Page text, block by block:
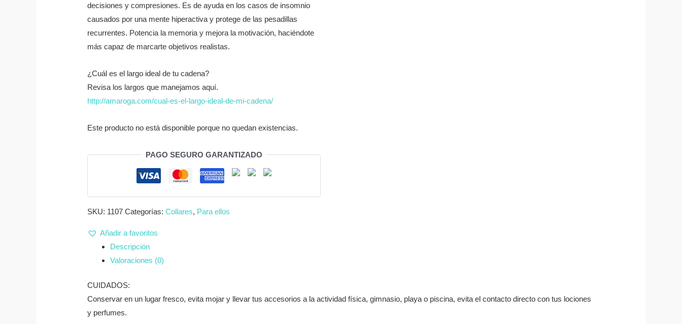
decisiones y compresiones. Es de ayuda en los casos de insomnio
causados por una mente hiperactiva y protege de las pesadillas
recurrentes. Potencia la memoria y mejora la motivación, haciéndote
más capaz de marcarte objetivos realistas.
¿Cuál es el largo ideal de tu cadena?
Revisa los largos que manejamos aquí.
http://amaroga.com/cual-es-el-largo-ideal-de-mi-cadena/
Este producto no está disponible porque no quedan existencias.
PAGO SEGURO GARANTIZADO
SKU: 1107 Categorías:Collares, Para ellos
Añadir a favoritos
Descripción
Valoraciones (0)
CUIDADOS:
Conservar en un lugar fresco, evita mojar y llevar tus accesorios a la actividad física, gimnasio, playa o piscina, evita el contacto directo con tus lociones
y perfumes.